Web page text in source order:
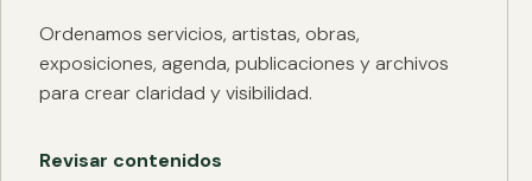
Ordenamos servicios, artistas, obras,
exposiciones, agenda, publicaciones y archivos
para crear claridad y visibilidad.
Revisar contenidos